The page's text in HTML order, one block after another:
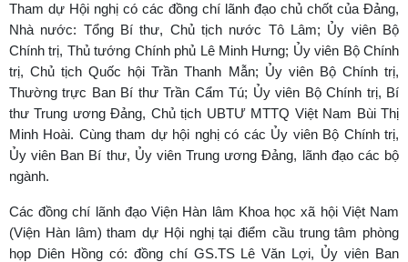
Tham dự Hội nghị có các đồng chí lãnh đạo chủ chốt của Đảng,
Nhà nước: Tổng Bí thư, Chủ tịch nước Tô Lâm; Ủy viên Bộ
Chính trị, Thủ tướng Chính phủ Lê Minh Hưng; Ủy viên Bộ Chính
trị, Chủ tịch Quốc hội Trần Thanh Mẫn; Ủy viên Bộ Chính trị,
Thường trực Ban Bí thư Trần Cẩm Tú; Ủy viên Bộ Chính trị, Bí
thư Trung ương Đảng, Chủ tịch UBTƯ MTTQ Việt Nam Bùi Thị
Minh Hoài. Cùng tham dự hội nghị có các Ủy viên Bộ Chính trị,
Ủy viên Ban Bí thư, Ủy viên Trung ương Đảng, lãnh đạo các bộ
ngành.
Các đồng chí lãnh đạo Viện Hàn lâm Khoa học xã hội Việt Nam
(Viện Hàn lâm) tham dự Hội nghị tại điểm cầu trung tâm phòng
họp Diên Hồng có: đồng chí GS.TS Lê Văn Lợi, Ủy viên Ban